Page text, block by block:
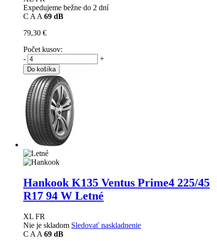
Expedujeme bežne do 2 dní
C A A 69 dB
79,30 €
Počet kusov:
-
+
Do košíka
Hankook K135 Ventus Prime4 225/45
R17 94 W Letné
XL FR
Nie je skladom Sledovať naskladnenie
C A A 69 dB